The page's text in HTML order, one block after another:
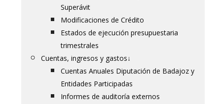
Superávit
Modificaciones de Crédito
Estados de ejecución presupuestaria
trimestrales
Cuentas, ingresos y gastos↓
Cuentas Anuales Diputación de Badajoz y
Entidades Participadas
Informes de auditoría externos